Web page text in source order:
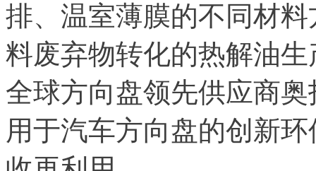
排、温室薄膜的不同材
料废弃物转化的热解油
全球方向盘领先供应商
用于汽车方向盘的创新